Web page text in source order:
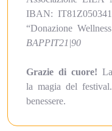
IBAN:
“Donazione
BAPPIT21|90
Grazie di cuore!
la magia del
benessere.